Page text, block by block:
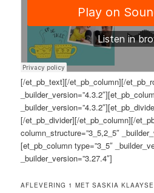
[/et_pb_text][/et_pb_column][/
[/et_pb_divider][/et_pb_column][/
column_structure=”3_5,2_5″
[et_pb_column type=”3_5″
_builder_version=”3.27.4″]
AFLEVERING 1 MET SASKIA